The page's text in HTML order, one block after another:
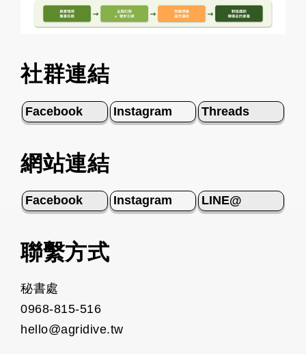
社群連結
Facebook Instagram Threads
網站連結
Facebook Instagram LINE@
聯繫方式
秘書處
0968-815-516
hello@agridive.tw